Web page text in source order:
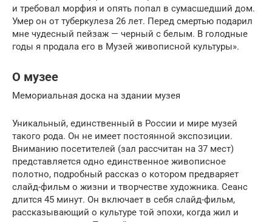
и требовал морфия и опять попал в сумасшедший дом.
Умер он от туберкулеза 26 лет. Перед смертью подарил
мне чудесный пей­заж — черный с белым. В голодные
годы я продала его в Музей живописной культуры».
О музее
Мемориальная доска на здании музея
Уникальный, единственный в России и мире музей
такого рода. Он не имеет постоянной экспозиции.
Вниманию посетителей (зал рассчитан на 37 мест)
представляется одно единственное живописное
полотно, подробный рассказ о котором предваряет
слайд-фильм о жизни и творчестве художника. Сеанс
длится 45 минут. Он включает в себя слайд-фильм,
рассказывающий о культуре той эпохи, когда жил и